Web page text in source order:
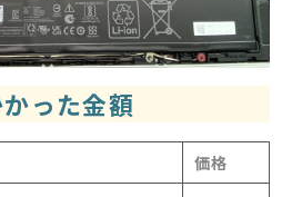
った金額
価格